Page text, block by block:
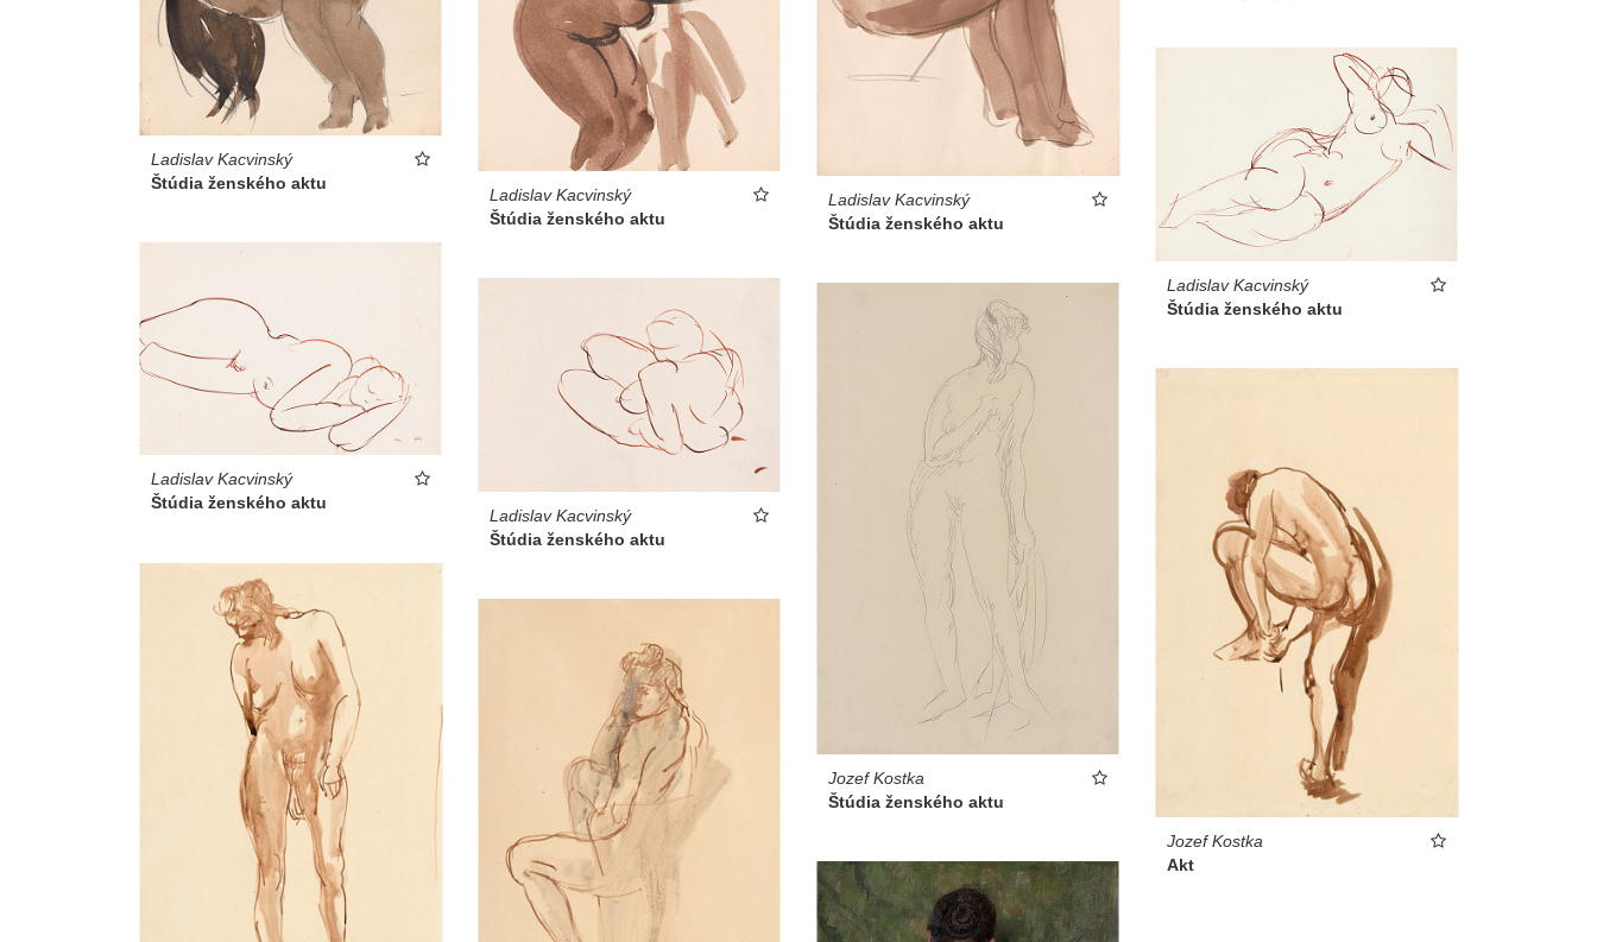
Ladislav Kacvinský
Štúdia ženského aktu
Ladislav Kacvinský
Štúdia ženského aktu
Ladislav Kacvinský
Štúdia ženského aktu
Ladislav Kacvinský
Štúdia ženského aktu
Ladislav Kacvinský
Štúdia ženského aktu
Ladislav Kacvinský
Štúdia ženského aktu
Jozef Kostka
Štúdia ženského aktu
Jozef Kostka
Akt